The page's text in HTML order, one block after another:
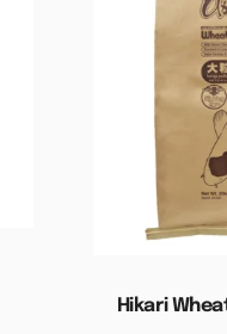
Hikari